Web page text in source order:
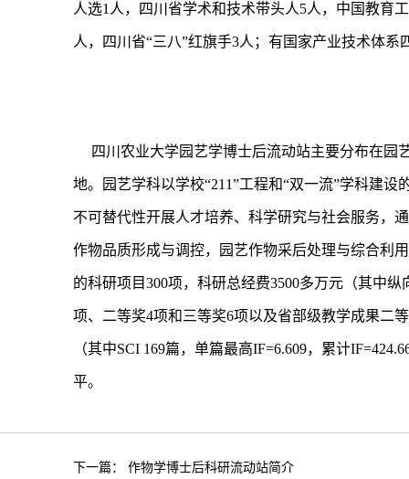
人选1人，四川省学术和技术带头人5人，中国教育
人，四川省“三八”红旗手3人；有国家产业技术体
四川农业大学园艺学博士后流动站主要分布在园
地。园艺学科以学校“211”工程和“双一流”学科建
不可替代性开展人才培养、科学研究与社会服务，
作物品质形成与调控，园艺作物采后处理与综合利
的科研项目300项，科研总经费3500多万元（其中
项、二等奖4项和三等奖6项以及省部级教学成果二
（其中SCI 169篇，单篇最高IF=6.609，累计
平。
下一篇： 作物学博士后科研流动站简介